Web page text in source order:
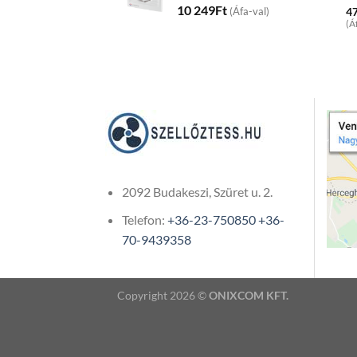
10 249Ft (Áfa-val)
2092 Budakeszi, Szüret u. 2.
Telefon: +36-23-750850+36-
70-9439358
Copyright 2026 ©ONIXCOM KFT.